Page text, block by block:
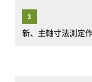
新、主軸寸法測定